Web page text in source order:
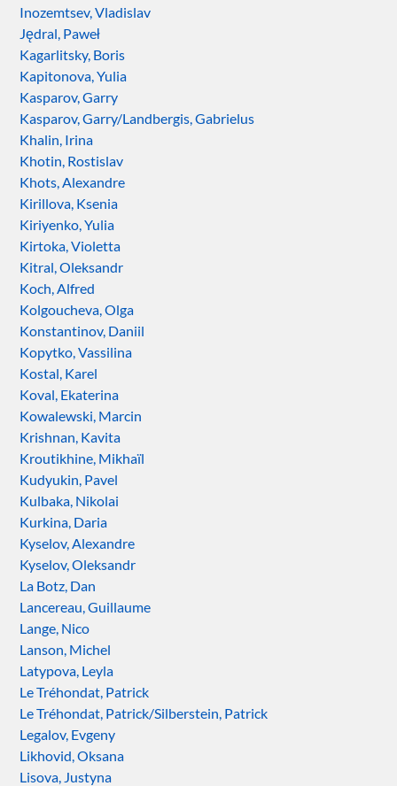
Inozemtsev, Vladislav
Jędral, Paweł
Kagarlitsky, Boris
Kapitonova, Yulia
Kasparov, Garry
Kasparov, Garry/Landbergis, Gabrielus
Khalin, Irina
Khotin, Rostislav
Khots, Alexandre
Kirillova, Ksenia
Kiriyenko, Yulia
Kirtoka, Violetta
Kitral, Oleksandr
Koch, Alfred
Kolgoucheva, Olga
Konstantinov, Daniil
Kopytko, Vassilina
Kostal, Karel
Koval, Ekaterina
Kowalewski, Marcin
Krishnan, Kavita
Kroutikhine, Mikhaïl
Kudyukin, Pavel
Kulbaka, Nikolai
Kurkina, Daria
Kyselov, Alexandre
Kyselov, Oleksandr
La Botz, Dan
Lancereau, Guillaume
Lange, Nico
Lanson, Michel
Latypova, Leyla
Le Tréhondat, Patrick
Le Tréhondat, Patrick/Silberstein, Patrick
Legalov, Evgeny
Likhovid, Oksana
Lisova, Justyna